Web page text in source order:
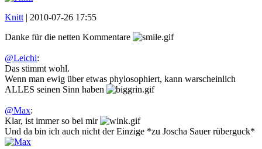
Knitt | 2010-07-26 17:55
Danke für die netten Kommentare
@Leichi:
Das stimmt wohl.
Wenn man ewig über etwas phylosophiert, kann warscheinlich
ALLES seinen Sinn haben
@Max:
Klar, ist immer so bei mir
Und da bin ich auch nicht der Einzige *zu Joscha Sauer rüberguck*